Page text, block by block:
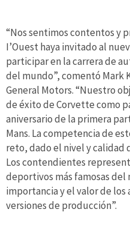
“Nos sentimos contentos y
I’Ouest haya invitado al
participar en la carrera de
del mundo”, comentó Mark
General Motors. “Nuestro
de éxito de Corvette como
aniversario de la primera
Mans. La competencia de
reto, dado el nivel y calidad
Los contendientes
deportivos más famosas del
importancia y el valor de los
versiones de producción”.